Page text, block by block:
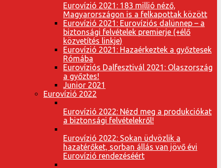
Eurovízió 2021: 183 millió néző,
Magyarországon is a felkapottak között
Eurovízió 2021: Eurovíziós dalünnep – a
biztonsági felvételek premierje (+élő
közvetítés linkje)
Eurovízió 2021: Hazaérkeztek a győztesek
Rómába
Eurovíziós Dalfesztivál 2021: Olaszország
a győztes!
Junior 2021
Eurovízió 2022
Eurovízió 2022: Nézd meg a produkciókat
a biztonsági felvételekről!
Eurovízió 2022: Sokan üdvözlik a
hazatérőket, sorban állás van jövő évi
Eurovízió rendezéséért